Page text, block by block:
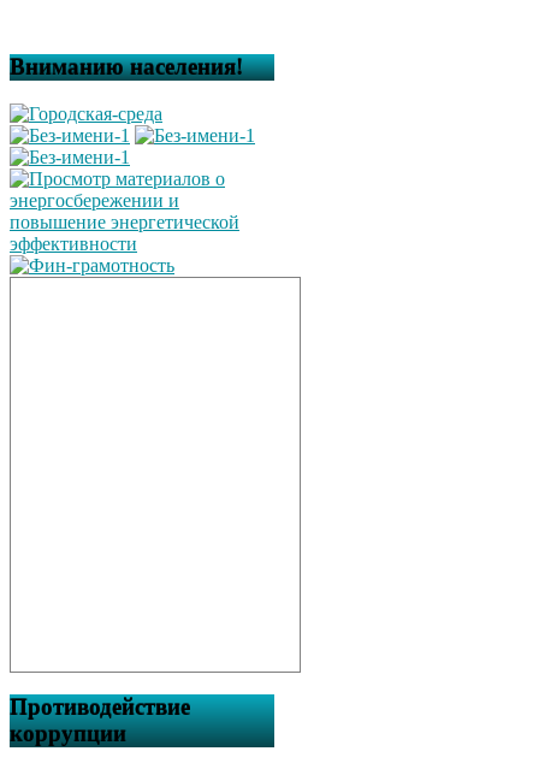
Вниманию населения!
Противодействие
коррупции